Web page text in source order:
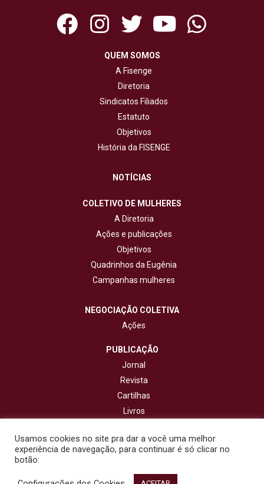
QUEM SOMOS
A Fisenge
Diretoria
Sindicatos Filiados
Estatuto
Objetivos
História da FISENGE
NOTÍCIAS
COLETIVO DE MULHERES
A Diretoria
Ações e publicações
Objetivos
Quadrinhos da Eugênia
Campanhas mulheres
NEGOCIAÇÃO COLETIVA
Ações
PUBLICAÇÃO
Jornal
Revista
Cartilhas
Livros
CONTATO
Usamos cookies no site pra dar a você uma melhor
experiência de navegação, para continuar é só clicar no
botão: